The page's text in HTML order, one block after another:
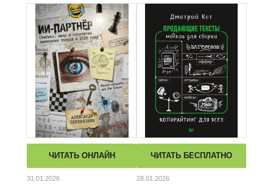
ЧИТАТЬ ОНЛАЙН
31.01.2026
ЧИТАТЬ БЕСПЛАТНО
28.01.2026